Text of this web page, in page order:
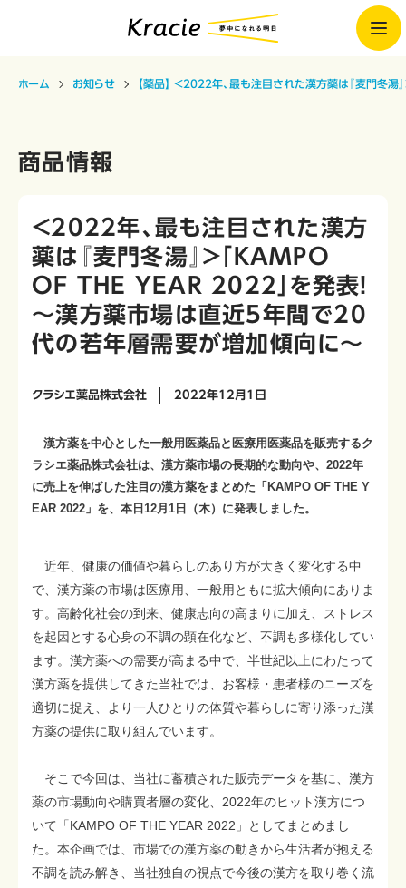
ホーム お知らせ 【薬品】 ＜2022年、最も注目された漢方薬は『麦門冬
商品情報
＜2022年、最も注目された漢方
薬は『麦門冬湯』＞「KAMPO
OF THE YEAR 2022」を発表！
～漢方薬市場は直近5年間で20
代の若年層需要が増加傾向に～
クラシエ薬品株式会社 2022年12月1日
漢方薬を中心とした一般用医薬品と医療用医薬品を販売するク
ラシエ薬品株式会社は、漢方薬市場の長期的な動向や、2022年
に売上を伸ばした注目の漢方薬をまとめた「KAMPO OF THE Y
EAR 2022」を、本日12月1日（木）に発表しました。
近年、健康の価値や暮らしのあり方が大きく変化する中
で、漢方薬の市場は医療用、一般用ともに拡大傾向にありま
す。高齢化社会の到来、健康志向の高まりに加え、ストレス
を起因とする心身の不調の顕在化など、不調も多様化してい
ます。漢方薬への需要が高まる中で、半世紀以上にわたって
漢方薬を提供してきた当社では、お客様・患者様のニーズを
適切に捉え、より一人ひとりの体質や暮らしに寄り添った漢
方薬の提供に取り組んでいます。
そこで今回は、当社に蓄積された販売データを基に、漢方
薬の市場動向や購買者層の変化、2022年のヒット漢方につ
いて「KAMPO OF THE YEAR 2022」としてまとめまし
た。本企画では、市場での漢方薬の動きから生活者が抱える
不調を読み解き、当社独自の視点で今後の漢方を取り巻く流